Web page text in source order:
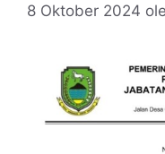
8 Oktober 2024